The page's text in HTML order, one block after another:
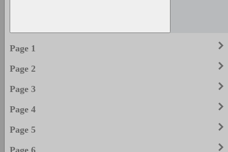
Page 1 keyboard_arrow_right
Page 2 keyboard_arrow_right
Page 3 keyboard_arrow_right
Page 4 keyboard_arrow_right
Page 5 keyboard_arrow_right
Page 6 keyboard_arrow_right